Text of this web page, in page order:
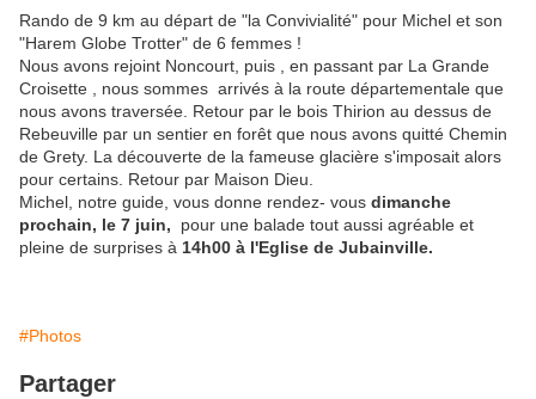
Rando de 9 km au départ de "la Convivialité" pour Michel et son
"Harem Globe Trotter" de 6 femmes !
Nous avons rejoint Noncourt, puis , en passant par La Grande
Croisette , nous sommes arrivés à la route départementale que
nous avons traversée. Retour par le bois Thirion au dessus de
Rebeuville par un sentier en forêt que nous avons quitté Chemin
de Grety. La découverte de la fameuse glacière s'imposait alors
pour certains. Retour par Maison Dieu.
Michel, notre guide, vous donne rendez- vous dimanche
prochain, le 7 juin, pour une balade tout aussi agréable et
pleine de surprises à 14h00 à l'Eglise de Jubainville.
#Photos
Partager